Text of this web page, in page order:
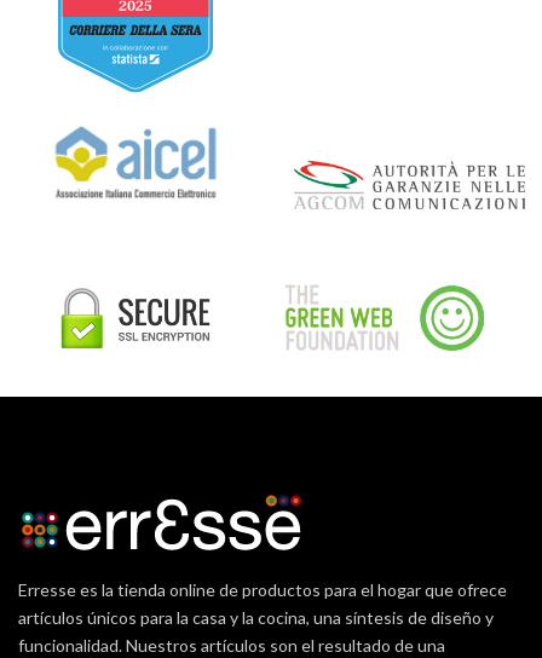
Erresse es la tienda online de productos para el hogar que ofrece
artículos únicos para la casa y la cocina, una síntesis de diseño y
funcionalidad. Nuestros artículos son el resultado de una